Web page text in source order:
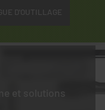
D'OUTILLAGE
et solutions